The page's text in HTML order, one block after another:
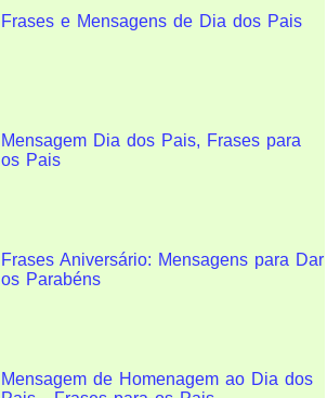
Frases e Mensagens de Dia dos Pais
Mensagem Dia dos Pais, Frases para
os Pais
Frases Aniversário: Mensagens para Dar
os Parabéns
Mensagem de Homenagem ao Dia dos